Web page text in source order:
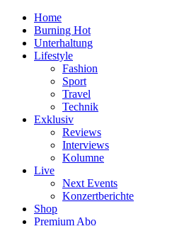
Home
Burning Hot
Unterhaltung
Lifestyle
Fashion
Sport
Travel
Technik
Exklusiv
Reviews
Interviews
Kolumne
Live
Next Events
Konzertberichte
Shop
Premium Abo